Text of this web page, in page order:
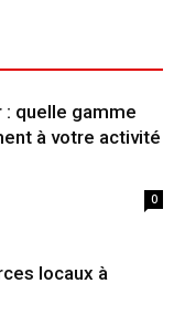
: quelle gamme
à votre activité
0
locaux à